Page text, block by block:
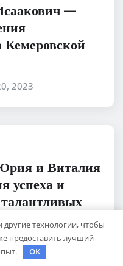
—
Кемеровской
2023
и Виталия
успеха и
талантливых
2023
другие технологии, чтобы
предоставить лучший
OK